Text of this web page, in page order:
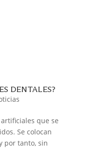
DENTALES?
que se
Se colocan
por tanto, sin